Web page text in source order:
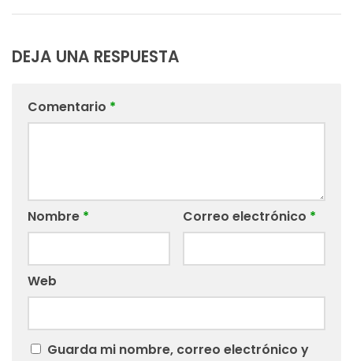
DEJA UNA RESPUESTA
Comentario *
Nombre * Correo electrónico *
Web
Guarda mi nombre, correo electrónico y